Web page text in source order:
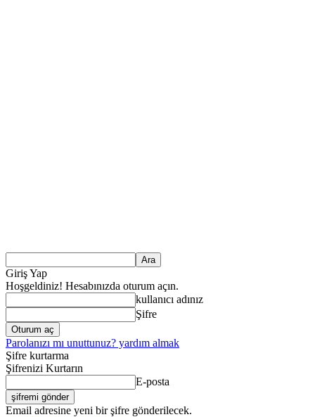
Giriş Yap
Hoşgeldiniz! Hesabınızda oturum açın.
kullanıcı adınız
Şifre
Parolanızı mı unuttunuz? yardım almak
Şifre kurtarma
Şifrenizi Kurtarın
E-posta
Email adresine yeni bir şifre gönderilecek.